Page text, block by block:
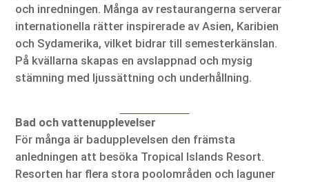
och inredningen. Många av restaurangerna serverar
internationella rätter inspirerade av Asien, Karibien
och Sydamerika, vilket bidrar till semesterkänslan.
På kvällarna skapas en avslappnad och mysig
stämning med ljussättning och underhållning.
Bad och vattenupplevelser
För många är badupplevelsen den främsta
anledningen att besöka Tropical Islands Resort.
Resorten har flera stora poolområden och laguner